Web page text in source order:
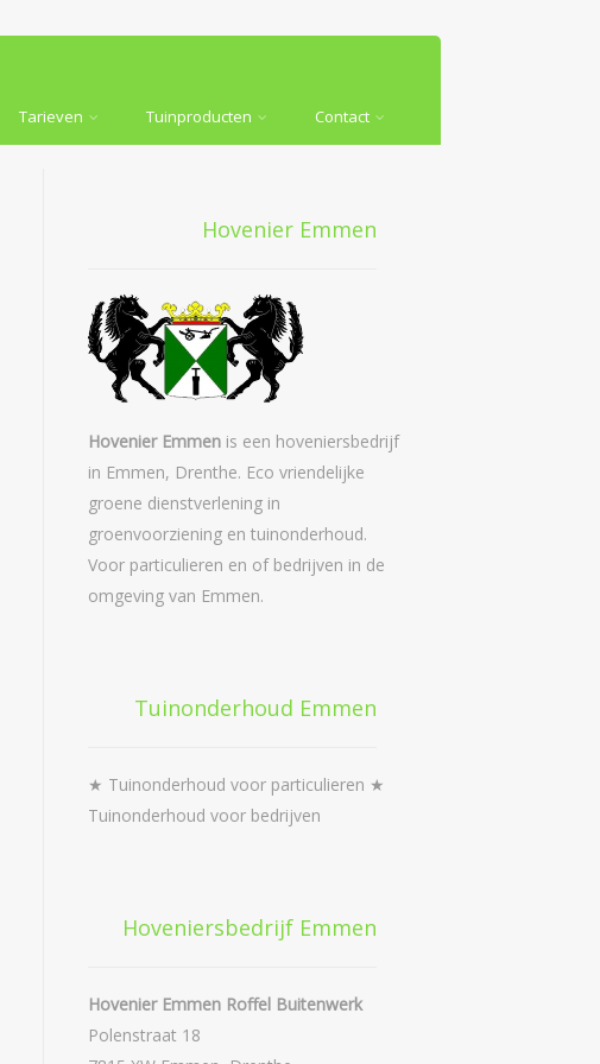
Tarieven Tuinproducten Contact
Hovenier Emmen
Hovenier Emmen is een hoveniersbedrijf
in Emmen, Drenthe. Eco vriendelijke
groene dienstverlening in
groenvoorziening en tuinonderhoud.
Voor particulieren en of bedrijven in de
omgeving van Emmen.
Tuinonderhoud Emmen
★ Tuinonderhoud voor particulieren ★
Tuinonderhoud voor bedrijven
Hoveniersbedrijf Emmen
Hovenier Emmen Roffel Buitenwerk
Polenstraat 18